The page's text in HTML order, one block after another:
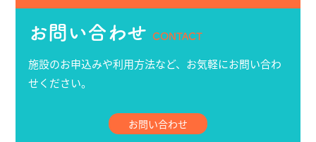
お問い合わせCONTACT
施設のお申込みや利用方法など、お気軽にお問い合わ
せください。
お問い合わせ